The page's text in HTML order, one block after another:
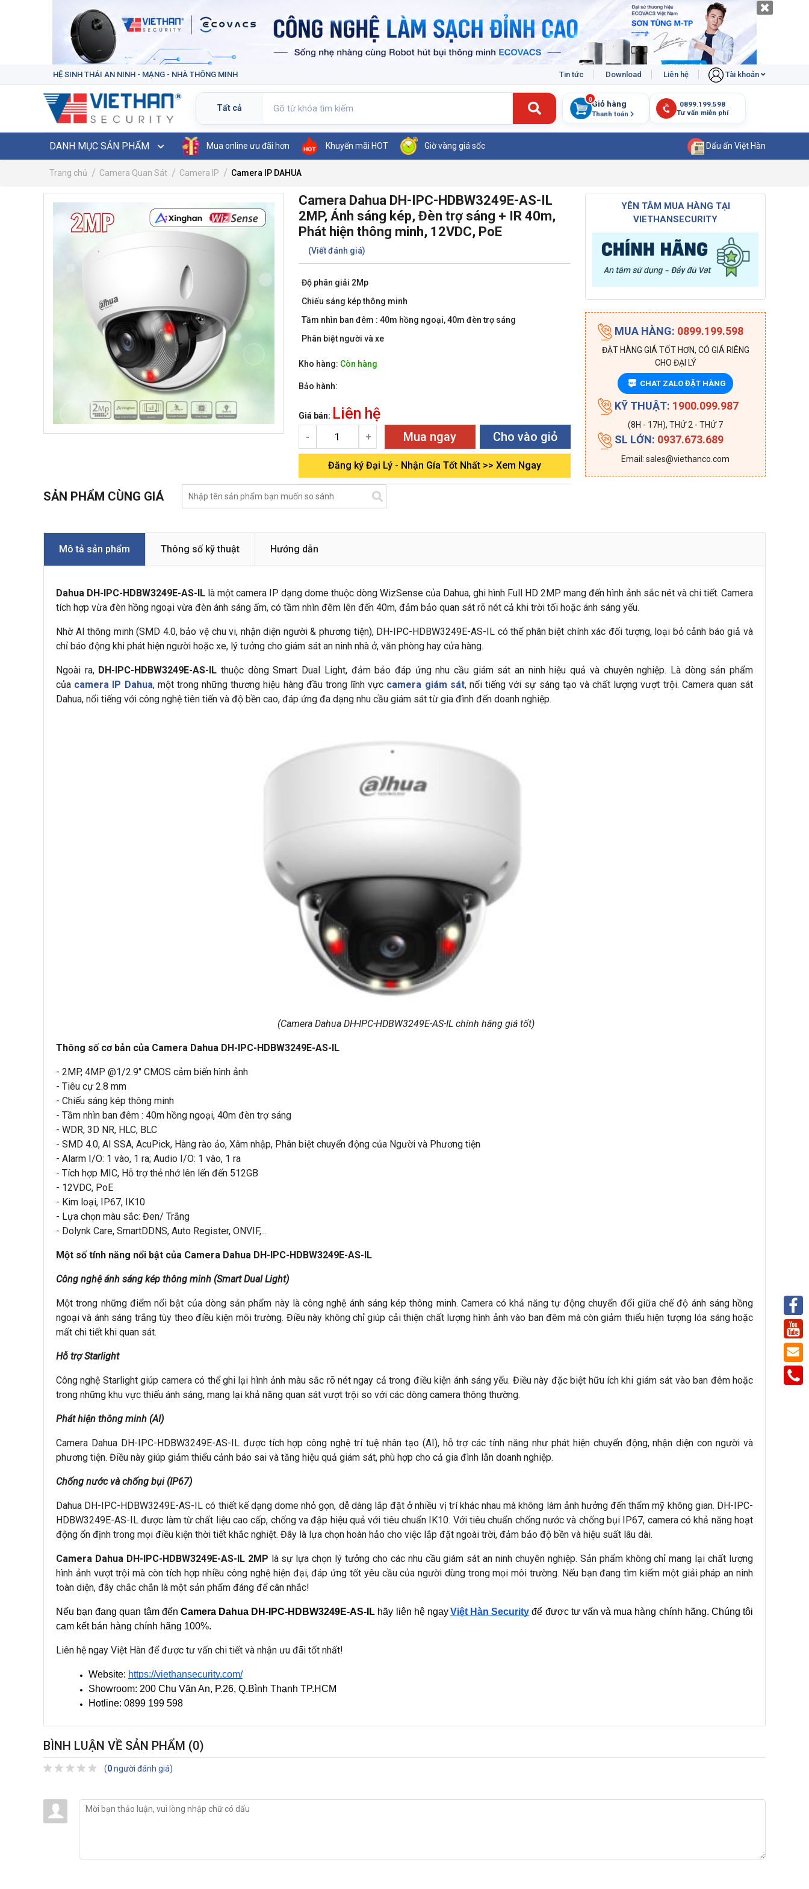
HỆ SINH THÁI AN NINH - MẠNG - NHÀ THÔNG MINH Tin tức Download Liên hệ Tài khoản
Giỏ hàng
Thanh toán
0
DANH MỤC SẢN PHẨM Mua online ưu đãi hơn Khuyến mãi HOT Giờ vàng giá sốc Dấu ấn Việt Hàn
Trang chủ Camera Quan Sát Camera IP Camera IP DAHUA
Camera Dahua DH-IPC-HDBW3249E-AS-IL
2MP, Ánh sáng kép, Đèn trợ sáng + IR 40m,
Phát hiện thông minh, 12VDC, PoE
(Viết đánh giá)
Độ phân giải 2Mp
Chiếu sáng kép thông minh
Tầm nhìn ban đêm : 40m hồng ngoại, 40m đèn trợ sáng
Phân biệt người và xe
Kho hàng: Còn hàng
Bảo hành:
Giá bán: Liên hệ
- + Mua ngay Cho vào giỏ
Đăng ký Đại Lý - Nhận Gía Tốt Nhất >> Xem Ngay
YÊN TÂM MUA HÀNG TẠI
VIETHANSECURITY
MUA HÀNG: 0899.199.598
ĐẶT HÀNG GIÁ TỐT HƠN, CÓ GIÁ RIÊNG
CHO ĐẠI LÝ
ZALO CHAT ZALO ĐẶT HÀNG
KỸ THUẬT: 1900.099.987
(8H - 17H), THỨ 2 - THỨ 7
SL LỚN: 0937.673.689
Email: sales@viethanco.com
SẢN PHẨM CÙNG GIÁ
Mô tả sản phẩm Thông số kỹ thuật Hướng dẫn
Dahua DH-IPC-HDBW3249E-AS-IL là một camera IP dạng dome thuộc dòng WizSense của Dahua, ghi hình Full HD 2MP mang đến hình ảnh sắc nét và chi tiết. Camera
tích hợp vừa đèn hồng ngoại vừa đèn ánh sáng ấm, có tầm nhìn đêm lên đến 40m, đảm bảo quan sát rõ nét cả khi trời tối hoặc ánh sáng yếu.
Nhờ AI thông minh (SMD 4.0, bảo vệ chu vi, nhận diện người & phương tiện), DH-IPC-HDBW3249E-AS-IL có thể phân biệt chính xác đối tượng, loại bỏ cảnh báo giả và
chỉ báo động khi phát hiện người hoặc xe, lý tưởng cho giám sát an ninh nhà ở, văn phòng hay cửa hàng.
Ngoài ra,DH-IPC-HDBW3249E-AS-ILthuộc dòng Smart Dual Light, đảm bảo đáp ứng nhu cầu giám sát an ninh hiệu quả và chuyên nghiệp. Là dòng sản phẩm
của camera IP Dahua, một trong những thương hiệu hàng đầu trong lĩnh vực camera giám sát, nổi tiếng với sự sáng tạo và chất lượng vượt trội. Camera quan sát
Dahua, nổi tiếng với công nghệ tiên tiến và độ bền cao, đáp ứng đa dạng nhu cầu giám sát từ gia đình đến doanh nghiệp.
(Camera Dahua DH-IPC-HDBW3249E-AS-IL chính hãng giá tốt)
Thông số cơ bản của Camera Dahua DH-IPC-HDBW3249E-AS-IL
- 2MP, 4MP @1/2.9" CMOS cảm biến hình ảnh
- Tiêu cự 2.8 mm
- Chiếu sáng kép thông minh
- Tầm nhìn ban đêm : 40m hồng ngoại, 40m đèn trợ sáng
- WDR, 3D NR, HLC, BLC
- SMD 4.0, AI SSA, AcuPick, Hàng rào ảo, Xâm nhập, Phân biệt chuyển động của Người và Phương tiện
- Alarm I/O: 1 vào, 1 ra; Audio I/O: 1 vào, 1 ra
- Tích hợp MIC, Hỗ trợ thẻ nhớ lên lến đến 512GB
- 12VDC, PoE
- Kim loại, IP67, IK10
- Lựa chọn màu sắc: Đen/ Trắng
- Dolynk Care, SmartDDNS, Auto Register, ONVIF,...
Một số tính năng nổi bật của Camera Dahua DH-IPC-HDBW3249E-AS-IL
Công nghệ ánh sáng kép thông minh (Smart Dual Light)
Một trong những điểm nổi bật của dòng sản phẩm này là công nghệ ánh sáng kép thông minh. Camera có khả năng tự động chuyển đổi giữa chế độ ánh sáng hồng
ngoại và ánh sáng trắng tùy theo điều kiện môi trường. Điều này không chỉ giúp cải thiện chất lượng hình ảnh vào ban đêm mà còn giảm thiểu hiện tượng lóa sáng hoặc
mất chi tiết khi quan sát.
Hỗ trợ Starlight
Công nghệ Starlight giúp camera có thể ghi lại hình ảnh màu sắc rõ nét ngay cả trong điều kiện ánh sáng yếu. Điều này đặc biệt hữu ích khi giám sát vào ban đêm hoặc
trong những khu vực thiếu ánh sáng, mang lại khả năng quan sát vượt trội so với các dòng camera thông thường.
Phát hiện thông minh (AI)
Camera Dahua DH-IPC-HDBW3249E-AS-IL được tích hợp công nghệ trí tuệ nhân tạo (AI), hỗ trợ các tính năng như phát hiện chuyển động, nhận diện con người và
phương tiện. Điều này giúp giảm thiểu cảnh báo sai và tăng hiệu quả giám sát, phù hợp cho cả gia đình lẫn doanh nghiệp.
Chống nước và chống bụi (IP67)
Dahua DH-IPC-HDBW3249E-AS-IL có thiết kế dạng dome nhỏ gọn, dễ dàng lắp đặt ở nhiều vị trí khác nhau mà không làm ảnh hưởng đến thẩm mỹ không gian. DH-IPC-
HDBW3249E-AS-IL được làm từ chất liệu cao cấp, chống va đập hiệu quả với tiêu chuẩn IK10. Với tiêu chuẩn chống nước và chống bụi IP67, camera có khả năng hoạt
động ổn định trong mọi điều kiện thời tiết khắc nghiệt. Đây là lựa chọn hoàn hảo cho việc lắp đặt ngoài trời, đảm bảo độ bền và hiệu suất lâu dài.
Camera Dahua DH-IPC-HDBW3249E-AS-IL 2MP là sự lựa chọn lý tưởng cho các nhu cầu giám sát an ninh chuyên nghiệp. Sản phẩm không chỉ mang lại chất lượng
hình ảnh vượt trội mà còn tích hợp nhiều công nghệ hiện đại, đáp ứng tốt yêu cầu của người dùng trong mọi môi trường. Nếu bạn đang tìm kiếm một giải pháp an ninh
toàn diện, đây chắc chắn là một sản phẩm đáng để cân nhắc!
Nếu bạn đang quan tâm đến Camera Dahua DH-IPC-HDBW3249E-AS-IL hãy liên hệ ngayViệt Hàn Security để được tư vấn và mua hàng chính hãng. Chúng tôi
cam kết bán hàng chính hãng 100%.
Liên hệ ngay Việt Hàn để được tư vấn chi tiết và nhận ưu đãi tốt nhất!
Website: https://viethansecurity.com/
Showroom: 200 Chu Văn An, P.26, Q.Bình Thạnh TP.HCM
Hotline: 0899 199 598
BÌNH LUẬN VỀ SẢN PHẨM (0)
(0người đánh giá)